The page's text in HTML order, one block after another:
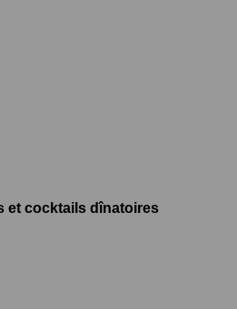
et cocktails dînatoires